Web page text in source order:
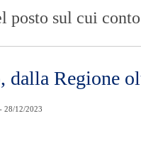
posto sul cui
dalla Regione
- 28/12/2023